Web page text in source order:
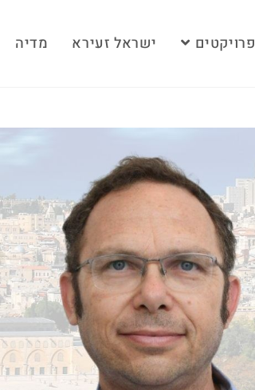
פרויקטים ישראל זעירא מדיה